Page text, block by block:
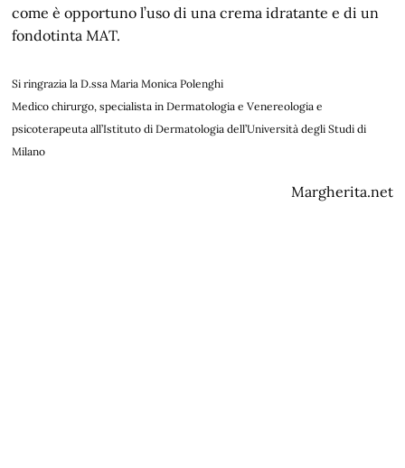
come è opportuno l’uso di una crema idratante e di un
fondotinta MAT.
Si ringrazia la D.ssa Maria Monica Polenghi
Medico chirurgo, specialista in Dermatologia e Venereologia e
psicoterapeuta all’Istituto di Dermatologia dell’Università degli Studi di
Milano
Margherita.net